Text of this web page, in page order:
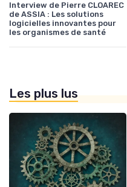
Interview de Pierre CLOAREC
de ASSIA : Les solutions
logicielles innovantes pour
les organismes de santé
Les plus lus